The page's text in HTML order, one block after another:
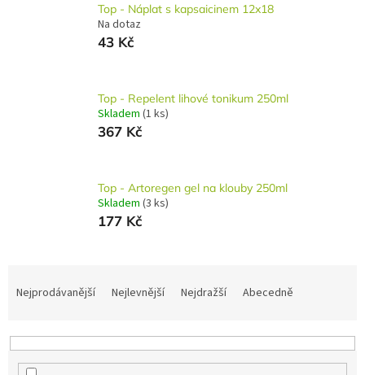
Top - Náplat s kapsaicinem 12x18
Na dotaz
43 Kč
Top - Repelent lihové tonikum 250ml
Skladem (1 ks)
367 Kč
Top - Artoregen gel na klouby 250ml
Skladem (3 ks)
177 Kč
a
n
Nejprodávanější Nejlevnější Nejdražší Abecedně